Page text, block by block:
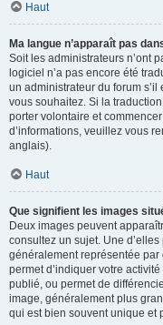
Haut
Ma langue n’apparaît pas
Soit les administrateurs n’ont
logiciel n’a pas encore été
un administrateur du forum
vous souhaitez. Si la
porter volontaire et
d’informations, veuillez vous
anglais).
Haut
Que signifient les images
Deux images peuvent
consultez un sujet. Une
généralement représentée
permet d’indiquer votre
publié, ou permet de
image, généralement plus
qui est bien souvent unique et